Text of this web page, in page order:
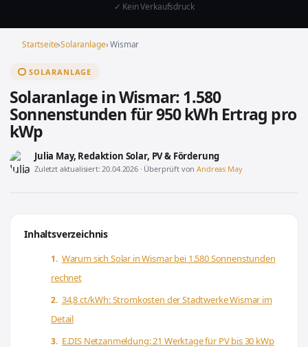
✓ Kein Verkaufsdruck
Startseite›Solaranlage› Wismar
SOLARANLAGE
Solaranlage in Wismar: 1.580
Sonnenstunden für 950 kWh Ertrag pro
kWp
Julia May, Redaktion Solar, PV & Förderung
Zuletzt aktualisiert: 20.04.2026 · Überprüft vonAndreas May
Inhaltsverzeichnis
Warum sich Solar in Wismar bei 1.580 Sonnenstunden
rechnet
34,8 ct/kWh: Stromkosten der Stadtwerke Wismar im
Detail
E.DIS Netzanmeldung: 21 Werktage für PV bis 30 kWp